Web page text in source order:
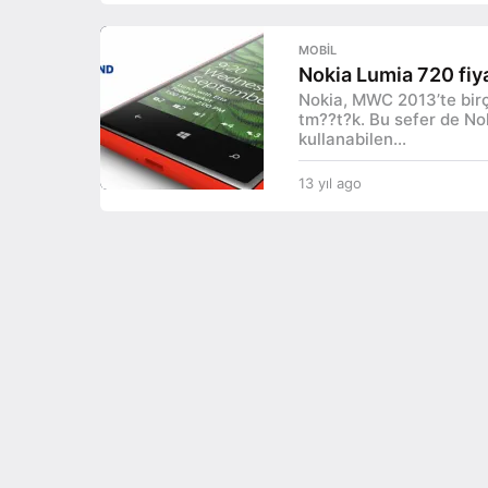
a
g
o
MOBIL
Nokia Lumia 720
Nokia, MWC 2013’te
tm??t?k. Bu sefer de
kullanabilen...
13 yıl ago